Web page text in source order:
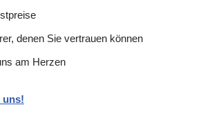
denen Sie vertrauen können
am Herzen
uns!